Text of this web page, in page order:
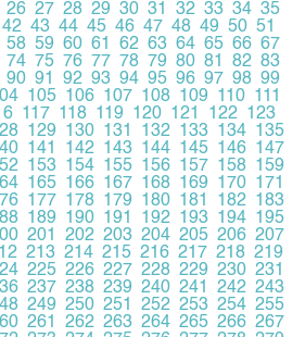
26 27 28 29 30 31 32 33 34 35
42 43 44 45 46 47 48 49 50 51
58 59 60 61 62 63 64 65 66 67
74 75 76 77 78 79 80 81 82 83
90 91 92 93 94 95 96 97 98 99
105 106 107 108 109 110 111
117 118 119 120 121 122 123
129 130 131 132 133 134 135
141 142 143 144 145 146 147
153 154 155 156 157 158 159
165 166 167 168 169 170 171
177 178 179 180 181 182 183
189 190 191 192 193 194 195
201 202 203 204 205 206 207
213 214 215 216 217 218 219
225 226 227 228 229 230 231
237 238 239 240 241 242 243
249 250 251 252 253 254 255
261 262 263 264 265 266 267